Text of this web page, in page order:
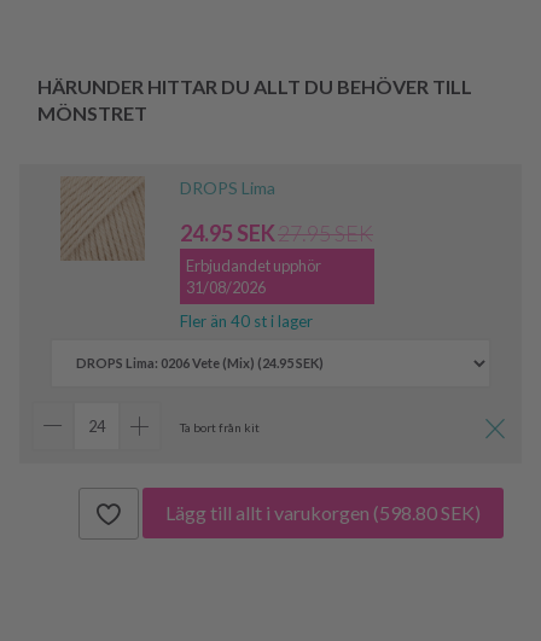
HÄRUNDER HITTAR DU ALLT DU BEHÖVER TILL
MÖNSTRET
DROPS Lima
24.95 SEK27.95 SEK
Erbjudandet upphör
31/08/2026
Fler än 40 st i lager
Ta bort från kit
Lägg till allt i varukorgen (598.80 SEK)